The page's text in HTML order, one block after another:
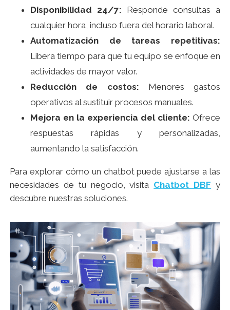
Disponibilidad 24/7: Responde consultas a
cualquier hora, incluso fuera del horario laboral.
Automatización de tareas repetitivas:
Libera tiempo para que tu equipo se enfoque en
actividades de mayor valor.
Reducción de costos: Menores gastos
operativos al sustituir procesos manuales.
Mejora en la experiencia del cliente: Ofrece
respuestas rápidas y personalizadas,
aumentando la satisfacción.
Para explorar cómo un chatbot puede ajustarse a las
necesidades de tu negocio, visita Chatbot DBF y
descubre nuestras soluciones.